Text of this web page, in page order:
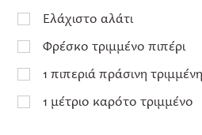
Ελάχιστο αλάτι
Φρέσκο τριμμένο πιπέρι
1 πιπεριά πράσινη τριμμένη
1 μέτριο καρότο τριμμένο